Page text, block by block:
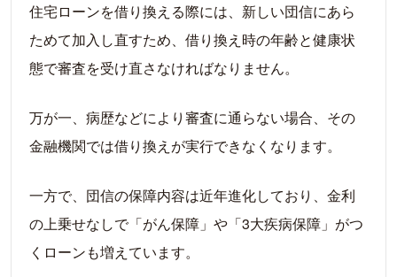
住宅ローンを借り換える際には、新しい団信にあら
ためて加入し直すため、借り換え時の年齢と健康状
態で審査を受け直さなければなりません。
万が一、病歴などにより審査に通らない場合、その
金融機関では借り換えが実行できなくなります。
一方で、団信の保障内容は近年進化しており、金利
の上乗せなしで「がん保障」や「3大疾病保障」がつ
くローンも増えています。